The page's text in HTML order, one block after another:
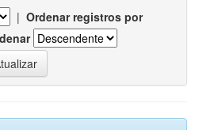
| Ordenar registros por